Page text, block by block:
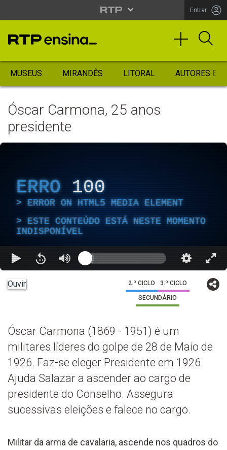
Entrar
MUSEUS MIRANDÊS LITORAL AUTORES
Óscar Carmona, 25 anos
presidente
ERRO 100
ERROR ON HTML5 MEDIA ELEMENT
ESTE CONTEÚDO ESTÁ NESTE MOMENTO
INDISPONÍVEL
Ouvir 2.º CICLO 3.º CICLO
SECUNDÁRIO
Óscar Carmona (1869 - 1951) é um
militares líderes do golpe de 28 de Maio de
1926. Faz-se eleger Presidente em 1926.
Ajuda Salazar a ascender ao cargo de
presidente do Conselho. Assegura
sucessivas eleições e falece no cargo.
Militar da arma de cavalaria, ascende nos quadros do